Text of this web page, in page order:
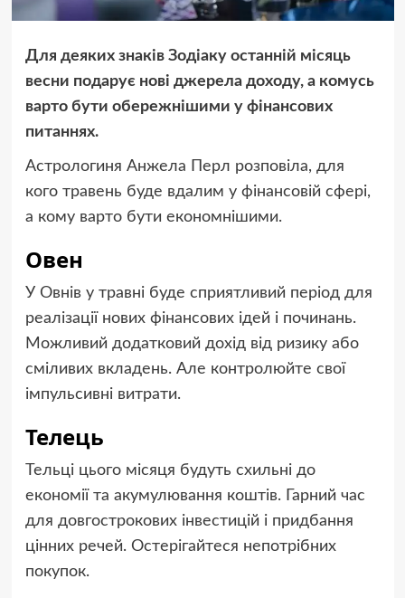
Для деяких знаків Зодіаку останній місяць
весни подарує нові джерела доходу, а комусь
варто бути обережнішими у фінансових
питаннях.
Астрологиня Анжела Перл розповіла, для
кого травень буде вдалим у фінансовій сфері,
а кому варто бути економнішими.
Овен
У Овнів у травні буде сприятливий період для
реалізації нових фінансових ідей і починань.
Можливий додатковий дохід від ризику або
сміливих вкладень. Але контролюйте свої
імпульсивні витрати.
Телець
Тельці цього місяця будуть схильні до
економії та акумулювання коштів. Гарний час
для довгострокових інвестицій і придбання
цінних речей. Остерігайтеся непотрібних
покупок.